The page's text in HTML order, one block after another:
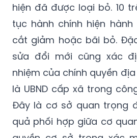
hiện đã được loại bỏ. 10
tục hành chính hiện
cắt giảm hoặc bãi bỏ.
sửa đổi mới cũng xác
nhiệm của chính quyền
là UBND cấp xã trong
Đây là cơ sở quan trọng
quả phối hợp giữa cơ